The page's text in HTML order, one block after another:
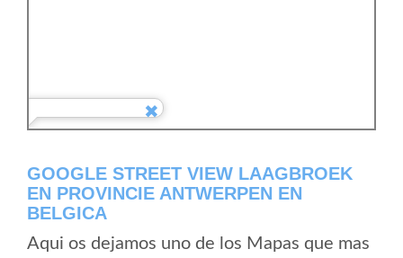
GOOGLE STREET VIEW LAAGBROEK
EN PROVINCIE ANTWERPEN EN
BELGICA
Aqui os dejamos uno de los Mapas que mas